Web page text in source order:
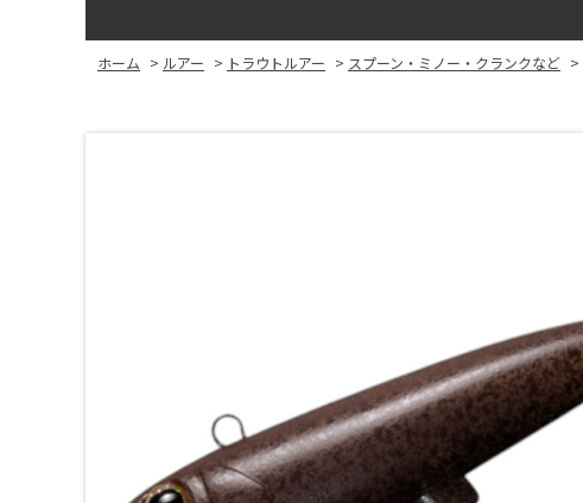
ホーム > ルアー > トラウトルアー > スプーン・ミノー・クランクなど >